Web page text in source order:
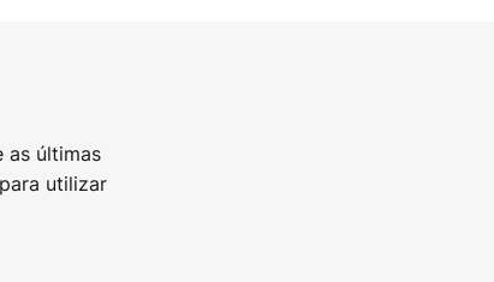
as últimas
para utilizar